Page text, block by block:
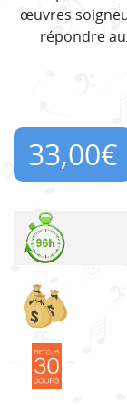
œuvres
répondre
33,00€